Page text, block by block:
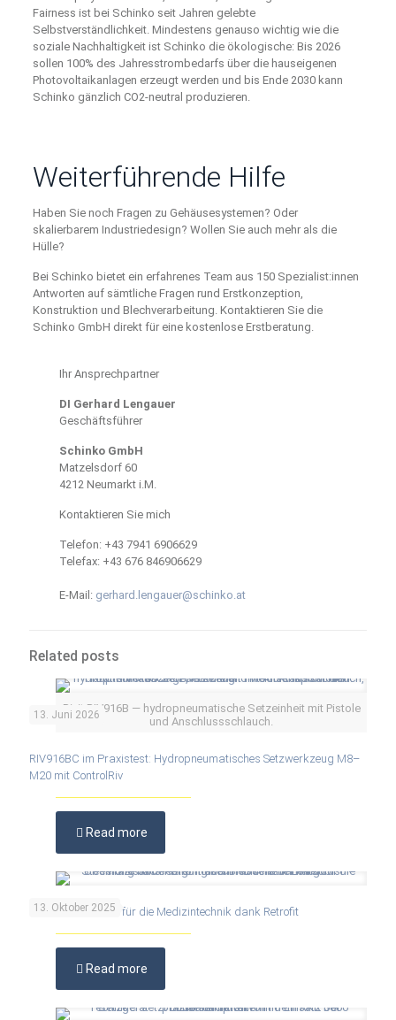
Fairness ist bei Schinko seit Jahren gelebte
Selbstverständlichkeit. Mindestens genauso wichtig wie die
soziale Nachhaltigkeit ist Schinko die ökologische: Bis 2026
sollen 100% des Jahresstrombedarfs über die hauseigenen
Photovoltaikanlagen erzeugt werden und bis Ende 2030 kann
Schinko gänzlich CO2-neutral produzieren.
Weiterführende Hilfe
Haben Sie noch Fragen zu Gehäusesystemen? Oder
skalierbarem Industriedesign? Wollen Sie auch mehr als die
Hülle?
Bei Schinko bietet ein erfahrenes Team aus 150 Spezialist:innen
Antworten auf sämtliche Fragen rund Erstkonzeption,
Konstruktion und Blechverarbeitung. Kontaktieren Sie die
Schinko GmbH direkt für eine kostenlose Erstberatung.
Ihr Ansprechpartner
DI Gerhard Lengauer
Geschäftsführer
Schinko GmbH
Matzelsdorf 60
4212 Neumarkt i.M.
Kontaktieren Sie mich
Telefon: +43 7941 6906629
Telefax: +43 676 846906629
E-Mail: gerhard.lengauer@schinko.at
Related posts
Rivit RIV916B — hydropneumatische Setzeinheit mit Pistole
und Anschlussschlauch.
13. Juni 2026
RIV916BC im Praxistest: Hydropneumatisches Setzwerkzeug M8–
M20 mit ControlRiv
Read more
13. Oktober 2025
Höchste Präzision für die Medizintechnik dank Retrofit
Read more